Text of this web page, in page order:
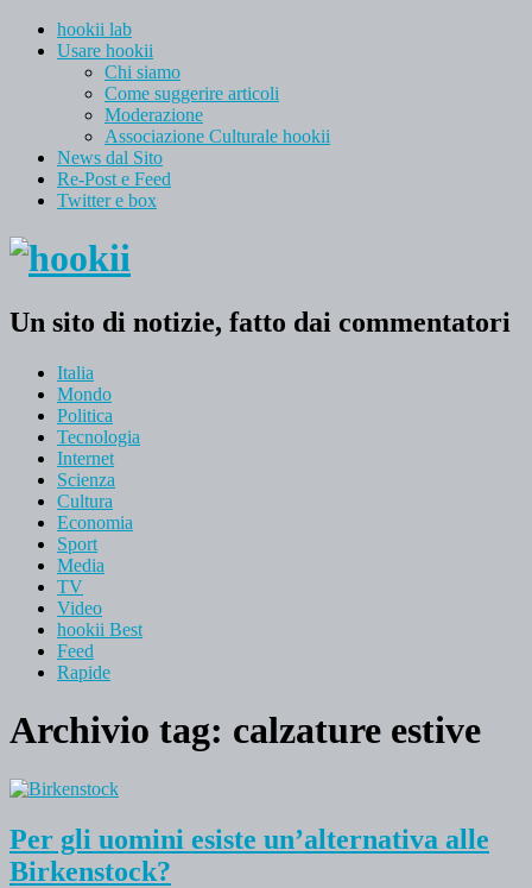
hookii lab
Usare hookii
Chi siamo
Come suggerire articoli
Moderazione
Associazione Culturale hookii
News dal Sito
Re-Post e Feed
Twitter e box
Un sito di notizie, fatto dai commentatori
Italia
Mondo
Politica
Tecnologia
Internet
Scienza
Cultura
Economia
Sport
Media
TV
Video
hookii Best
Feed
Rapide
Archivio tag: calzature estive
Per gli uomini esiste un’alternativa alle
Birkenstock?